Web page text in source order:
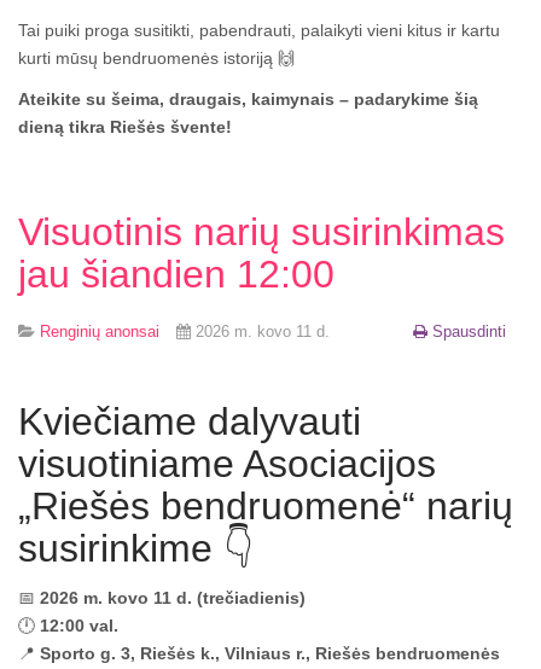
Tai puiki proga susitikti, pabendrauti, palaikyti vieni kitus ir kartu
kurti mūsų bendruomenės istoriją 🙌
Ateikite su šeima, draugais, kaimynais – padarykime šią
dieną tikra Riešės švente!
Visuotinis narių susirinkimas
jau šiandien 12:00
Spausdinti
Renginių anonsai 2026 m. kovo 11 d.
Kviečiame dalyvauti
visuotiniame Asociacijos
„Riešės bendruomenė“ narių
susirinkime 👇
📅 2026 m. kovo 11 d. (trečiadienis)
🕛 12:00 val.
📍 Sporto g. 3, Riešės k., Vilniaus r., Riešės bendruomenės